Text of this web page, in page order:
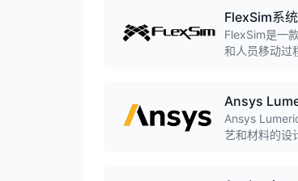
FlexSim系
FlexSim是一
和人员移动过
Ansys
Ansys
艺和材料的设